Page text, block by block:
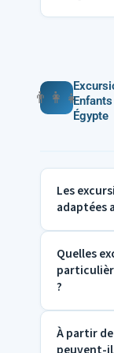
avec
garantir
👨‍👩‍👧
Égypte
Les
adaptées
Oui, de
Quelles
?
Les
À partir